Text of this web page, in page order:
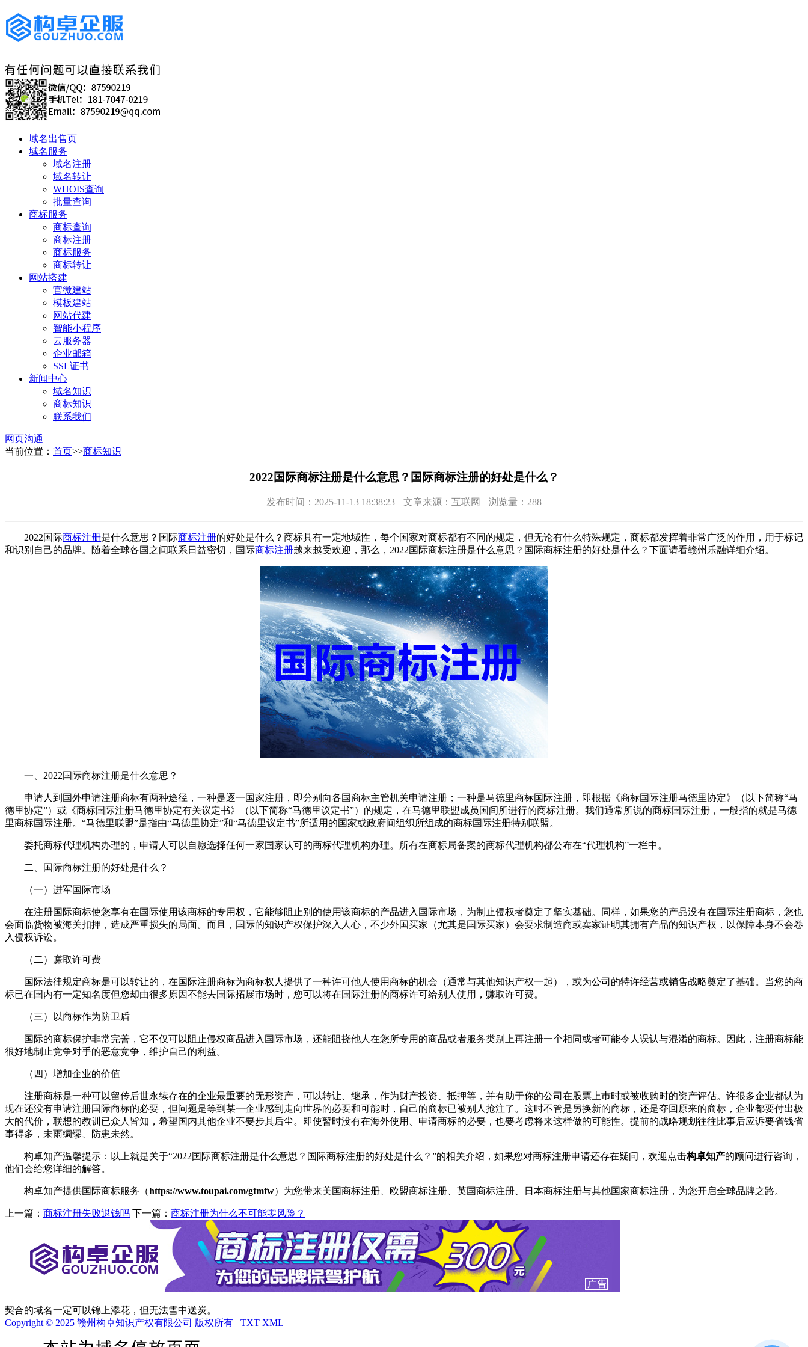
域名出售页
域名服务
域名注册
域名转让
WHOIS查询
批量查询
商标服务
商标查询
商标注册
商标服务
商标转让
网站搭建
官微建站
模板建站
网站代建
智能小程序
云服务器
企业邮箱
SSL证书
新闻中心
域名知识
商标知识
联系我们
网页沟通
当前位置： 首页>>商标知识
2022国际商标注册是什么意思？国际商标注册的好处是什么？
发布时间：2025-11-13 18:38:23 文章来源：互联网 浏览量：288
2022国际商标注册是什么意思？国际商标注册的好处是什么？商标具有一定地域性，每个国家对商标都有不同的规定，但无论有什么特殊规定，商标都发挥着非常广泛的作用，用于标记
和识别自己的品牌。随着全球各国之间联系日益密切，国际商标注册越来越受欢迎，那么，2022国际商标注册是什么意思？国际商标注册的好处是什么？下面请看赣州乐融详细介绍。
一、2022国际商标注册是什么意思？
申请人到国外申请注册商标有两种途径，一种是逐一国家注册，即分别向各国商标主管机关申请注册；一种是马德里商标国际注册，即根据《商标国际注册马德里协定》（以下简称“马
德里协定”）或《商标国际注册马德里协定有关议定书》（以下简称“马德里议定书”）的规定，在马德里联盟成员国间所进行的商标注册。我们通常所说的商标国际注册，一般指的就是马德
里商标国际注册。“马德里联盟”是指由“马德里协定”和“马德里议定书”所适用的国家或政府间组织所组成的商标国际注册特别联盟。
委托商标代理机构办理的，申请人可以自愿选择任何一家国家认可的商标代理机构办理。所有在商标局备案的商标代理机构都公布在“代理机构”一栏中。
二、国际商标注册的好处是什么？
（一）进军国际市场
在注册国际商标使您享有在国际使用该商标的专用权，它能够阻止别的使用该商标的产品进入国际市场，为制止侵权者奠定了坚实基础。同样，如果您的产品没有在国际注册商标，您也
会面临货物被海关扣押，造成严重损失的局面。而且，国际的知识产权保护深入人心，不少外国买家（尤其是国际买家）会要求制造商或卖家证明其拥有产品的知识产权，以保障本身不会卷
入侵权诉讼。
（二）赚取许可费
国际法律规定商标是可以转让的，在国际注册商标为商标权人提供了一种许可他人使用商标的机会（通常与其他知识产权一起），或为公司的特许经营或销售战略奠定了基础。当您的商
标已在国内有一定知名度但您却由很多原因不能去国际拓展市场时，您可以将在国际注册的商标许可给别人使用，赚取许可费。
（三）以商标作为防卫盾
国际的商标保护非常完善，它不仅可以阻止侵权商品进入国际市场，还能阻挠他人在您所专用的商品或者服务类别上再注册一个相同或者可能令人误认与混淆的商标。因此，注册商标能
很好地制止竞争对手的恶意竞争，维护自己的利益。
（四）增加企业的价值
注册商标是一种可以留传后世永续存在的企业最重要的无形资产，可以转让、继承，作为财产投资、抵押等，并有助于你的公司在股票上巿时或被收购时的资产评估。许很多企业都认为
现在还没有申请注册国际商标的必要，但问题是等到某一企业感到走向世界的必要和可能时，自己的商标已被别人抢注了。这时不管是另换新的商标，还是夺回原来的商标，企业都要付出极
大的代价，联想的教训已众人皆知，希望国内其他企业不要步其后尘。即使暂时没有在海外使用、申请商标的必要，也要考虑将来这样做的可能性。提前的战略规划往往比事后应诉要省钱省
事得多，未雨绸缪、防患未然。
构卓知产温馨提示：以上就是关于“2022国际商标注册是什么意思？国际商标注册的好处是什么？”的相关介绍，如果您对商标注册申请还存在疑问，欢迎点击构卓知产的顾问进行咨询，
他们会给您详细的解答。
构卓知产提供国际商标服务（https://www.toupai.com/gtmfw）为您带来美国商标注册、欧盟商标注册、英国商标注册、日本商标注册与其他国家商标注册，为您开启全球品牌之路。
上一篇： 商标注册失败退钱吗 下一篇： 商标注册为什么不可能零风险？
契合的域名一定可以锦上添花，但无法雪中送炭。
Copyright © 2025 赣州构卓知识产权有限公司 版权所有
TXT XML